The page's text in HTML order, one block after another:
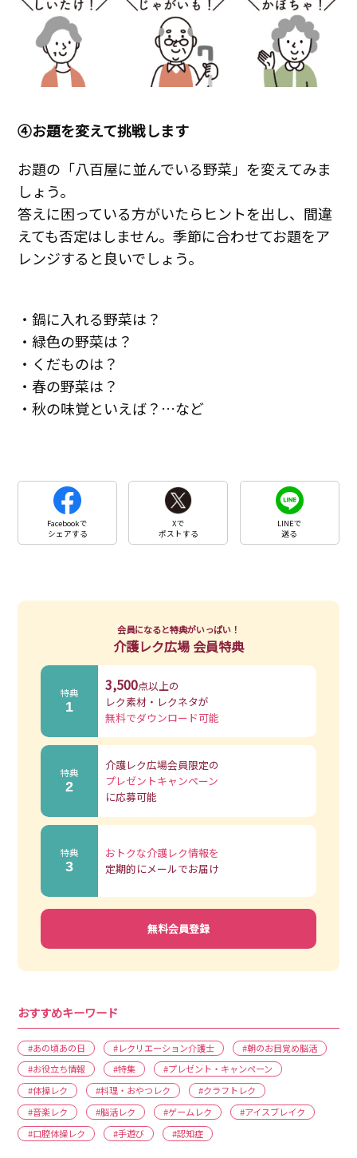
④お題を変えて挑戦します
お題の「八百屋に並んでいる野菜」を変えてみま
しょう。
答えに困っている方がいたらヒントを出し、間違
えても否定はしません。季節に合わせてお題をア
レンジすると良いでしょう。
・鍋に入れる野菜は？
・緑色の野菜は？
・くだものは？
・春の野菜は？
・秋の味覚といえば？…など
Facebookで
シェアする
Xで
ポストする
LINEで
送る
会員になると特典がいっぱい！
介護レク広場 会員特典
特典
1
3,500点以上の
レク素材・レクネタが
無料でダウンロード可能
特典
2
介護レク広場会員限定の
プレゼントキャンペーン
に応募可能
特典
3
おトクな介護レク情報を
定期的にメールでお届け
無料会員登録
おすすめキーワード
#あの頃あの日 #レクリエーション介護士
#朝のお目覚め脳活
#お役立ち情報
#特集
#プレゼント・キャンペーン
#体操レク
#料理・おやつレク
#クラフトレク
#音楽レク
#脳活レク #ゲームレク
#アイスブレイク
#口腔体操レク
#手遊び #認知症